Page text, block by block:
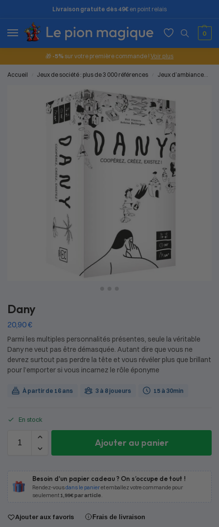
Livraison gratuite dès 49€ en point relais
0
🎁 -5% sur votre première commande ! Voir plus
Accueil Jeux de société : plus de 3 000 références Jeux d’ambiance
Dany
20,90€
Parmi les multiples personnalités présentes, seule la véritable
Dany ne veut pas être démasquée. Autant dire que vous ne
devrez surtout pas perdre la tête et vous révéler plus que brillant
pour l’emporter si vous incarnez le rôle éponyme
À partir de 16 ans 3 à 8 joueurs 15 à 30min
En stock
Ajouter au panier
Besoin d'un papier cadeau ? On s’occupe de tout !
Rendez-vousdans le panieret emballez votre commande pour
seulement 1,99€ par article.
Ajouter aux favoris Frais de livraison